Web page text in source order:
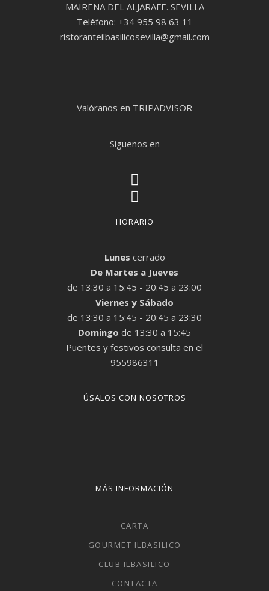
MAIRENA DEL ALJARAFE. SEVILLA
Teléfono: +34 955 98 63 11
ristoranteilbasilicosevilla@gmail.com
Valóranos en TRIPADVISOR
Síguenos en
HORARIO
Lunes cerrado
De Martes a Jueves
de 13:30 a 15:45 - 20:45 a 23:00
Viernes y Sábado
de 13:30 a 15:45 - 20:45 a 23:30
Domingo de 13:30 a 15:45
Puentes y festivos consulta en el
955986311
ÚSALOS CON NOSOTROS
MÁS INFORMACIÓN
CARTA
GOURMET ILBASILICO
CLUB ILBASILICO
CONTACTA